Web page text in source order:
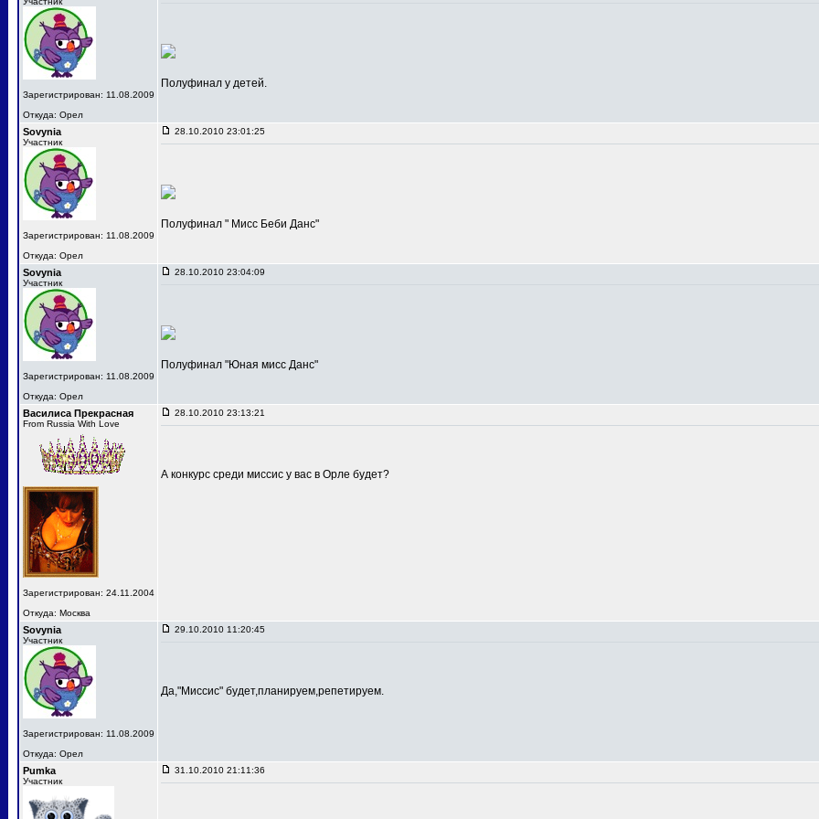
Зарегистрирован: 11.08.2009
Откуда: Орел
Полуфинал у детей.
Sovynia
Участник
Зарегистрирован: 11.08.2009
Откуда: Орел
28.10.2010 23:01:25
Полуфинал " Мисс Беби Данс"
Sovynia
Участник
Зарегистрирован: 11.08.2009
Откуда: Орел
28.10.2010 23:04:09
Полуфинал "Юная мисс Данс"
Василиса Прекрасная
From Russia With Love
Зарегистрирован: 24.11.2004
Откуда: Москва
28.10.2010 23:13:21
А конкурс среди миссис у вас в Орле будет?
Sovynia
Участник
Зарегистрирован: 11.08.2009
Откуда: Орел
29.10.2010 11:20:45
Да,"Миссис" будет,планируем,репетируем.
Pumka
Участник
31.10.2010 21:11:36